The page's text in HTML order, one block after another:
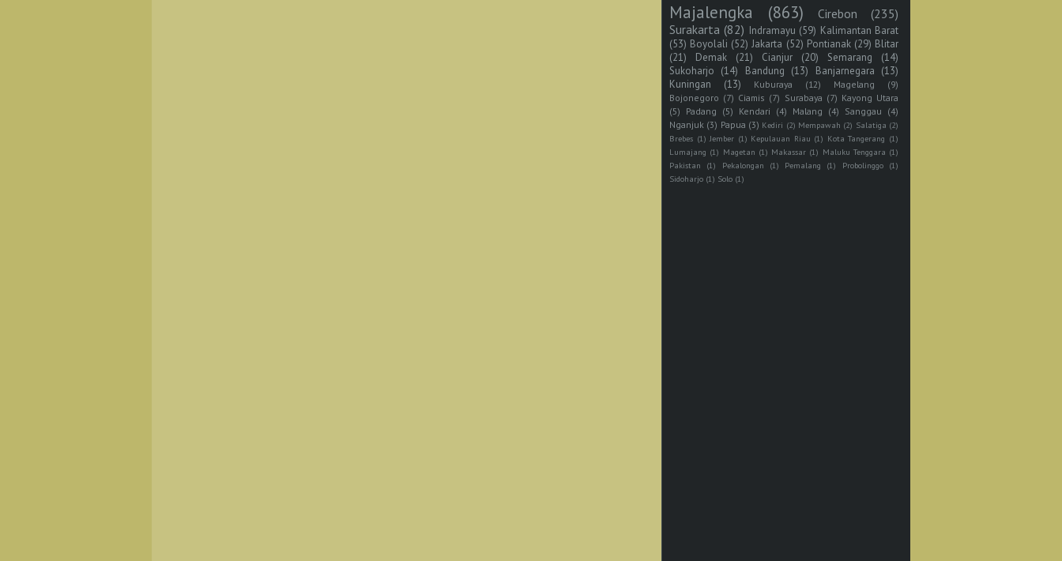
Majalengka (863) Cirebon
(235)
Surakarta (82) Indramayu (59) Kalimantan Barat
(53) Boyolali (52) Jakarta (52) Pontianak (29) Blitar
(21)
Demak (21) Cianjur (20) Semarang
(14)
Sukoharjo (14) Bandung (13) Banjarnegara (13)
Kuningan
(13) Kuburaya (12) Magelang
(9)
Bojonegoro (7) Ciamis (7) Surabaya (7) Kayong Utara
(5) Padang (5) Kendari (4) Malang (4) Sanggau (4)
Nganjuk (3) Papua (3) Kediri (2) Mempawah (2) Salatiga (2)
Brebes (1) Jember (1) Kepulauan Riau (1) Kota Tangerang (1)
Lumajang (1) Magetan (1) Makassar (1) Maluku Tenggara (1)
Pakistan
(1) Pekalongan (1) Pemalang (1) Probolinggo (1)
Sidoharjo (1) Solo (1)